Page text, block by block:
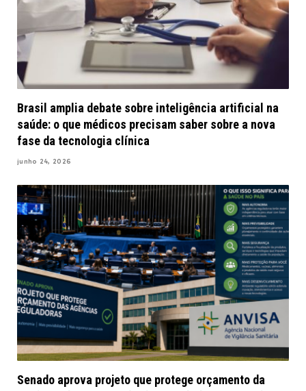
Brasil amplia debate sobre inteligência artificial na
saúde: o que médicos precisam saber sobre a nova
fase da tecnologia clínica
junho 24, 2026
Senado aprova projeto que protege orçamento da